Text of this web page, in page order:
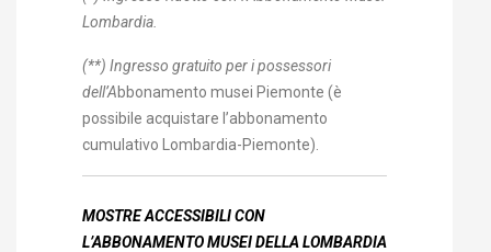
Lombardia.
(**) Ingresso gratuito per i possessori
dell’Abbonamento musei Piemonte (è
possibile acquistare l’abbonamento
cumulativo Lombardia-Piemonte).
MOSTRE ACCESSIBILI CON
L’ABBONAMENTOMUSEI DELLA LOMBARDIA